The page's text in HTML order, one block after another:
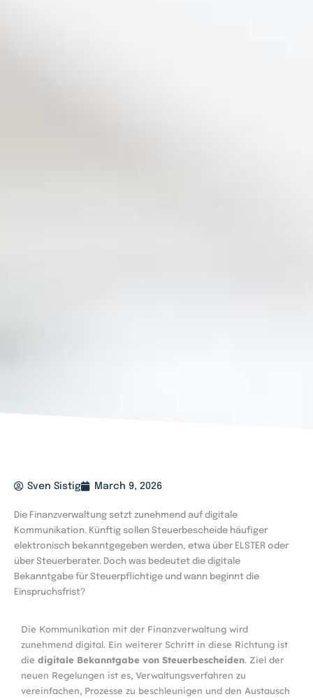
Sven Sistig March 9, 2026
Die Finanzverwaltung setzt zunehmend auf digitale
Kommunikation. Künftig sollen Steuerbescheide häufiger
elektronisch bekanntgegeben werden, etwa über ELSTER oder
über Steuerberater. Doch was bedeutet die digitale
Bekanntgabe für Steuerpflichtige und wann beginnt die
Einspruchsfrist?
Die Kommunikation mit der Finanzverwaltung wird
zunehmend digital. Ein weiterer Schritt in diese Richtung ist
die digitale Bekanntgabe von Steuerbescheiden. Ziel der
neuen Regelungen ist es, Verwaltungsverfahren zu
vereinfachen, Prozesse zu beschleunigen und den Austausch